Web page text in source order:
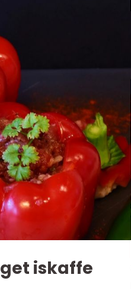
iskaffe